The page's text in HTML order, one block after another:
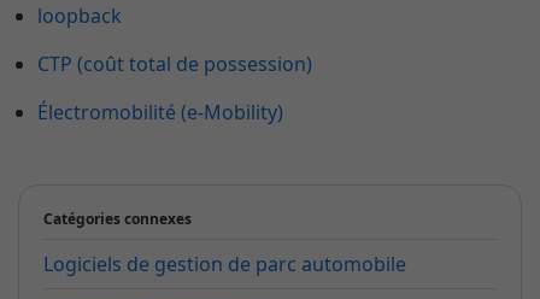
loopback
CTP (coût total de possession)
Électromobilité (e-Mobility)
Catégories connexes
Logiciels de gestion de parc automobile